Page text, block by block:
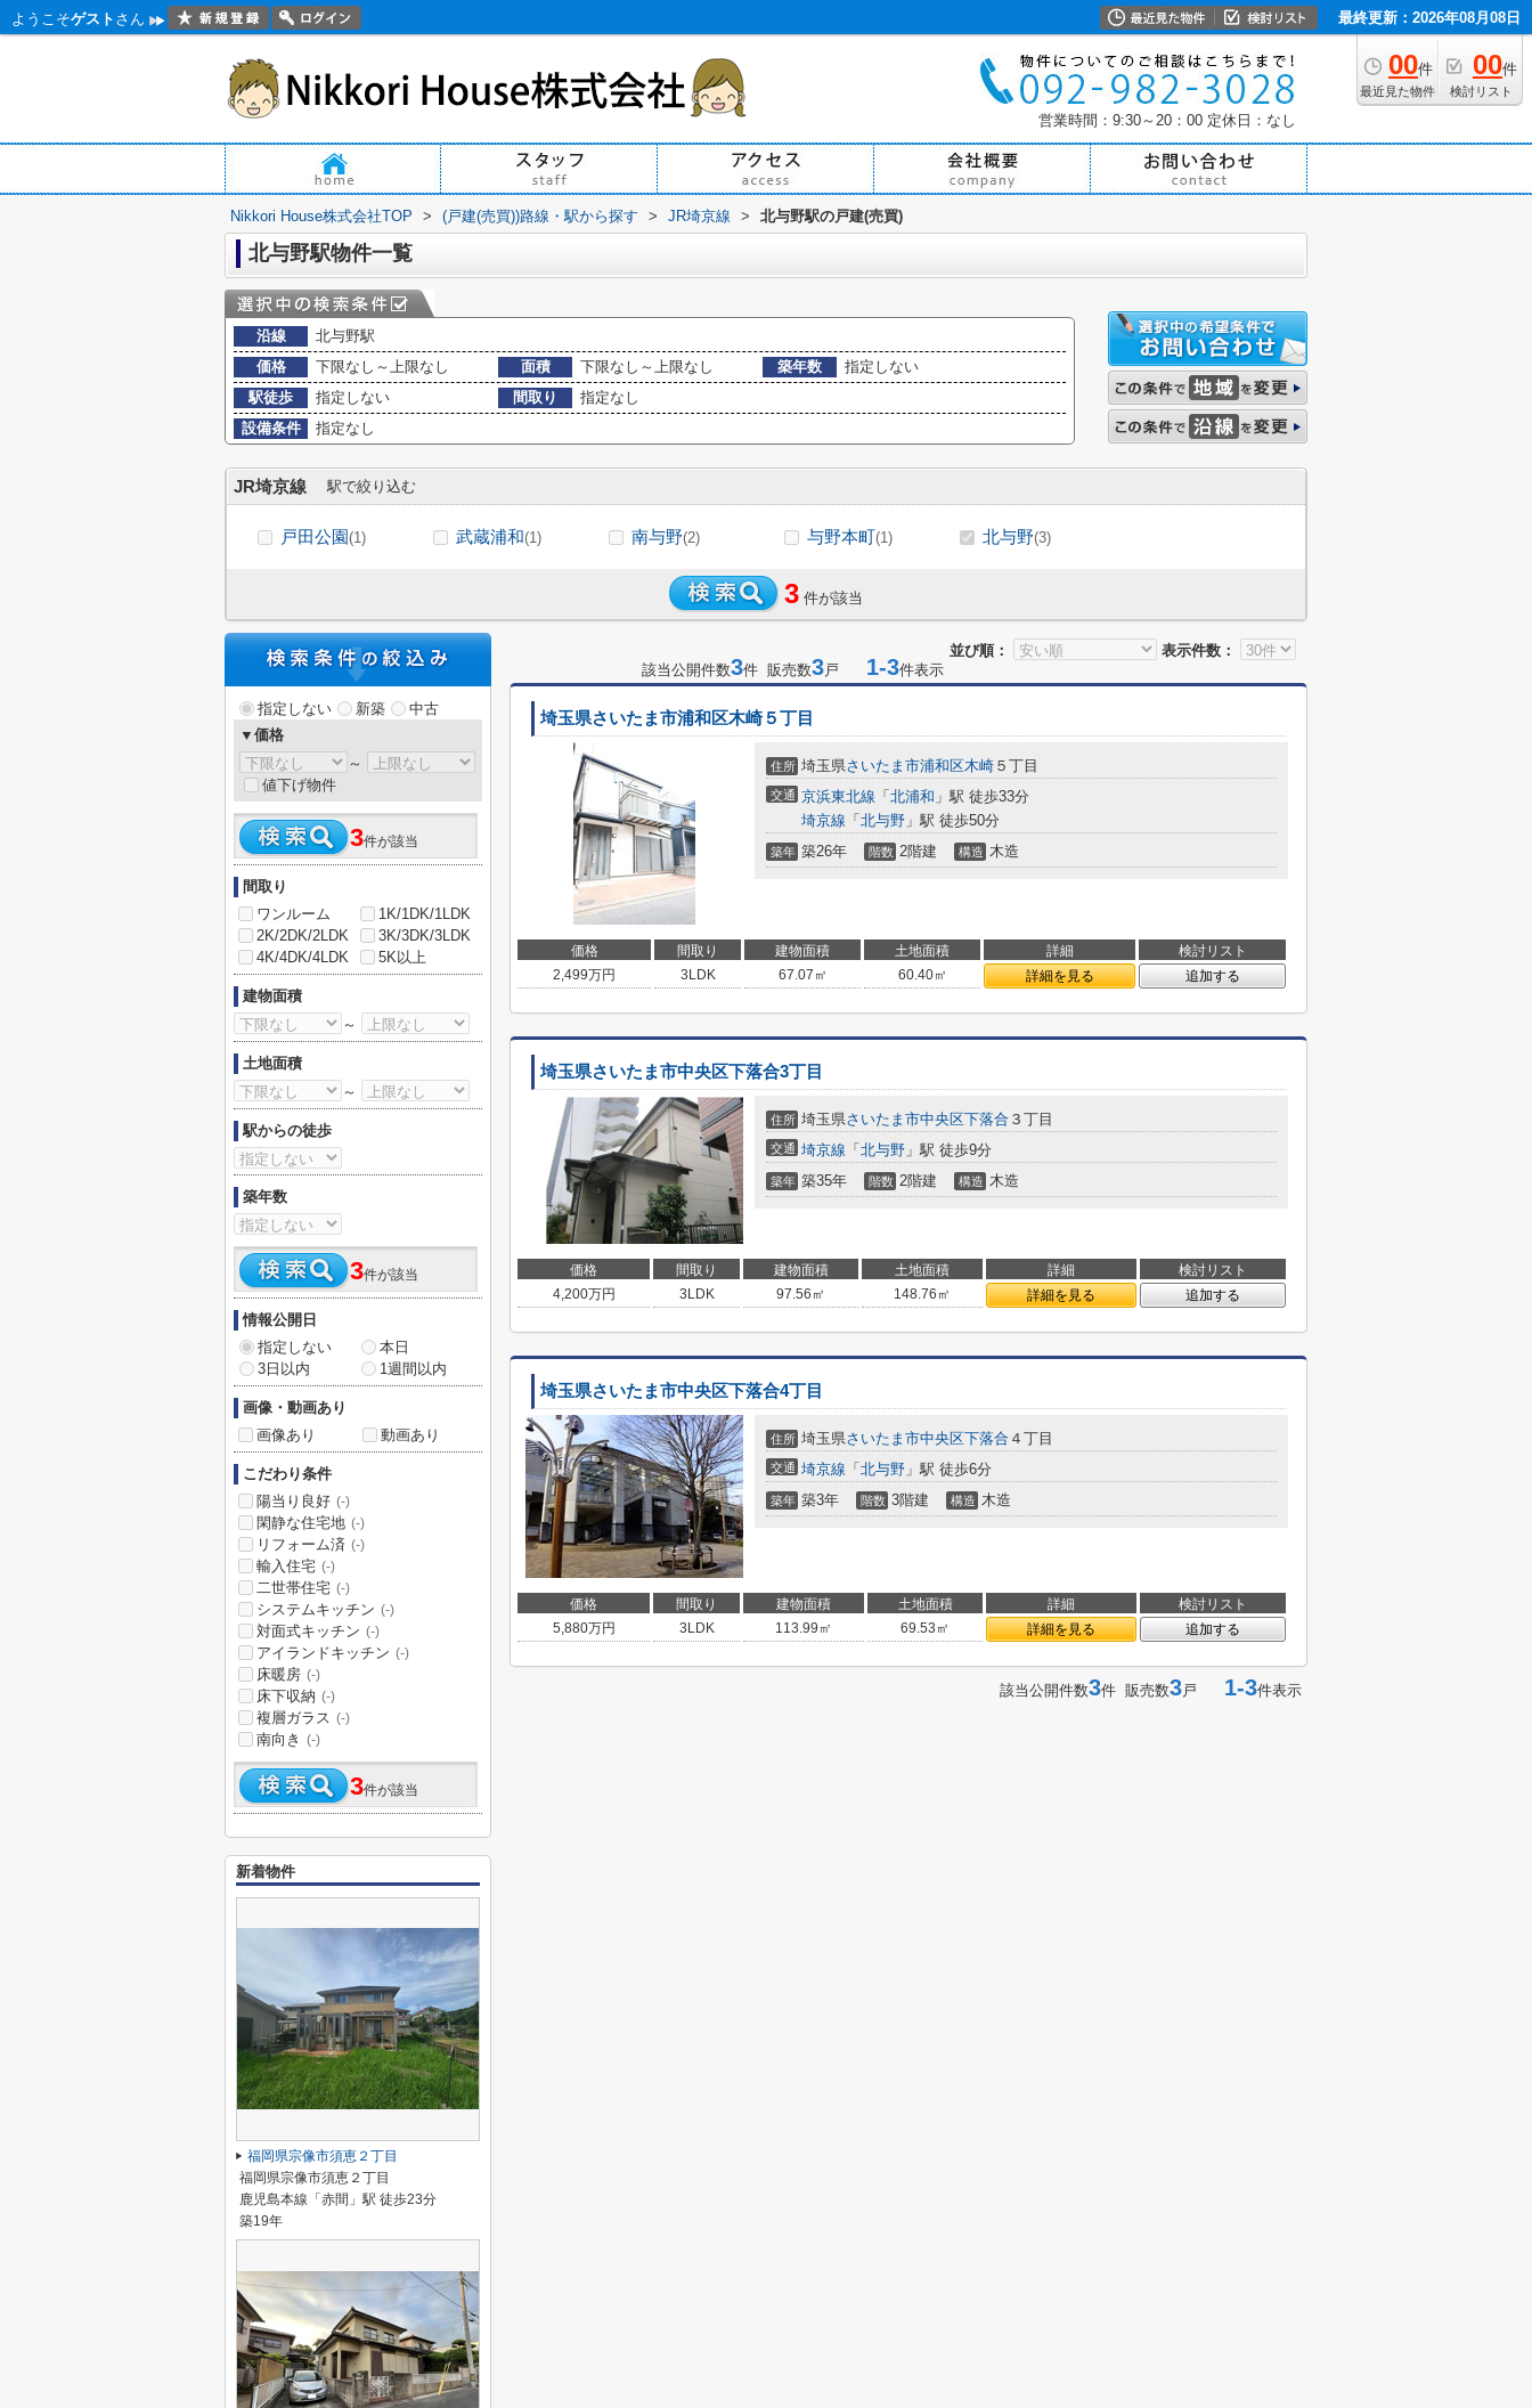
ようこそゲスト さん 最終更新：2026年08月08日
00件
最近見た物件
00件
検討リスト
営業時間：9:30～20：00 定休日：なし
Nikkori House株式会社TOP > (戸建(売買))路線・駅から探す > JR埼京線 > 北与野駅の戸建(売買)
北与野駅物件一覧
沿線
北与野駅
価格
下限なし～上限なし 面積 下限なし～上限なし 築年数
指定しない
駅徒歩
指定しない 間取り
指定なし
設備条件
指定なし
JR埼京線 駅で絞り込む
戸田公園(1) 武蔵浦和(1) 南与野(2) 与野本町(1) 北与野(3)
3 件が該当
並び順：
表示件数：
該当公開件数3件 販売数3戸 1-3件表示
埼玉県さいたま市浦和区木崎５丁目
住所 埼玉県さいたま市浦和区木崎 ５丁目
交通 京浜東北線 「 北浦和 」駅 徒歩33分
埼京線 「 北与野 」駅 徒歩50分
築年 築26年 階数 2階建 構造 木造
価格 間取り 建物面積 土地面積 詳細
検討リスト
2,499万円 3LDK 67.07㎡ 60.40㎡ 詳細を見る 追加する
埼玉県さいたま市中央区下落合3丁目
住所 埼玉県さいたま市中央区下落合 ３丁目
交通 埼京線 「 北与野 」駅 徒歩9分
築年 築35年 階数 2階建 構造 木造
価格 間取り 建物面積 土地面積 詳細
検討リスト
4,200万円 3LDK 97.56㎡ 148.76㎡ 詳細を見る 追加する
埼玉県さいたま市中央区下落合4丁目
住所 埼玉県さいたま市中央区下落合 ４丁目
交通 埼京線 「 北与野 」駅 徒歩6分
築年 築3年 階数 3階建 構造 木造
価格 間取り 建物面積 土地面積 詳細
検討リスト
5,880万円 3LDK 113.99㎡ 69.53㎡ 詳細を見る 追加する
該当公開件数3件 販売数3戸 1-3件表示
指定しない 新築
中古
▼価格
～
値下げ物件
3件が該当
間取り
ワンルーム
1K/1DK/1LDK
2K/2DK/2LDK
3K/3DK/3LDK
4K/4DK/4LDK
5K以上
建物面積
～
土地面積
～
駅からの徒歩
築年数
3件が該当
情報公開日
指定しない
本日
3日以内
1週間以内
画像・動画あり
画像あり
動画あり
こだわり条件
陽当り良好 (-)
閑静な住宅地 (-)
リフォーム済 (-)
輸入住宅 (-)
二世帯住宅 (-)
システムキッチン (-)
対面式キッチン (-)
アイランドキッチン (-)
床暖房 (-)
床下収納 (-)
複層ガラス (-)
南向き (-)
3件が該当
新着物件
福岡県宗像市須恵２丁目
福岡県宗像市須恵２丁目
鹿児島本線「赤間」駅 徒歩23分
築19年